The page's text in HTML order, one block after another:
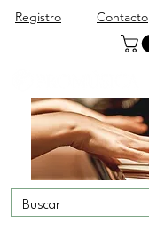
Registro Contacto